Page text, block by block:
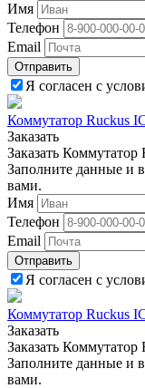
Имя
Телефон
Email
Отправить
Я согласен с
Коммутатор Ruckus
Заказать
Заказать
Заполните данные и
вами.
Имя
Телефон
Email
Отправить
Я согласен с
Коммутатор Ruckus
Заказать
Заказать
Заполните данные и
вами.